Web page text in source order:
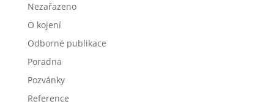
Nezařazeno
O kojení
Odborné publikace
Poradna
Pozvánky
Reference